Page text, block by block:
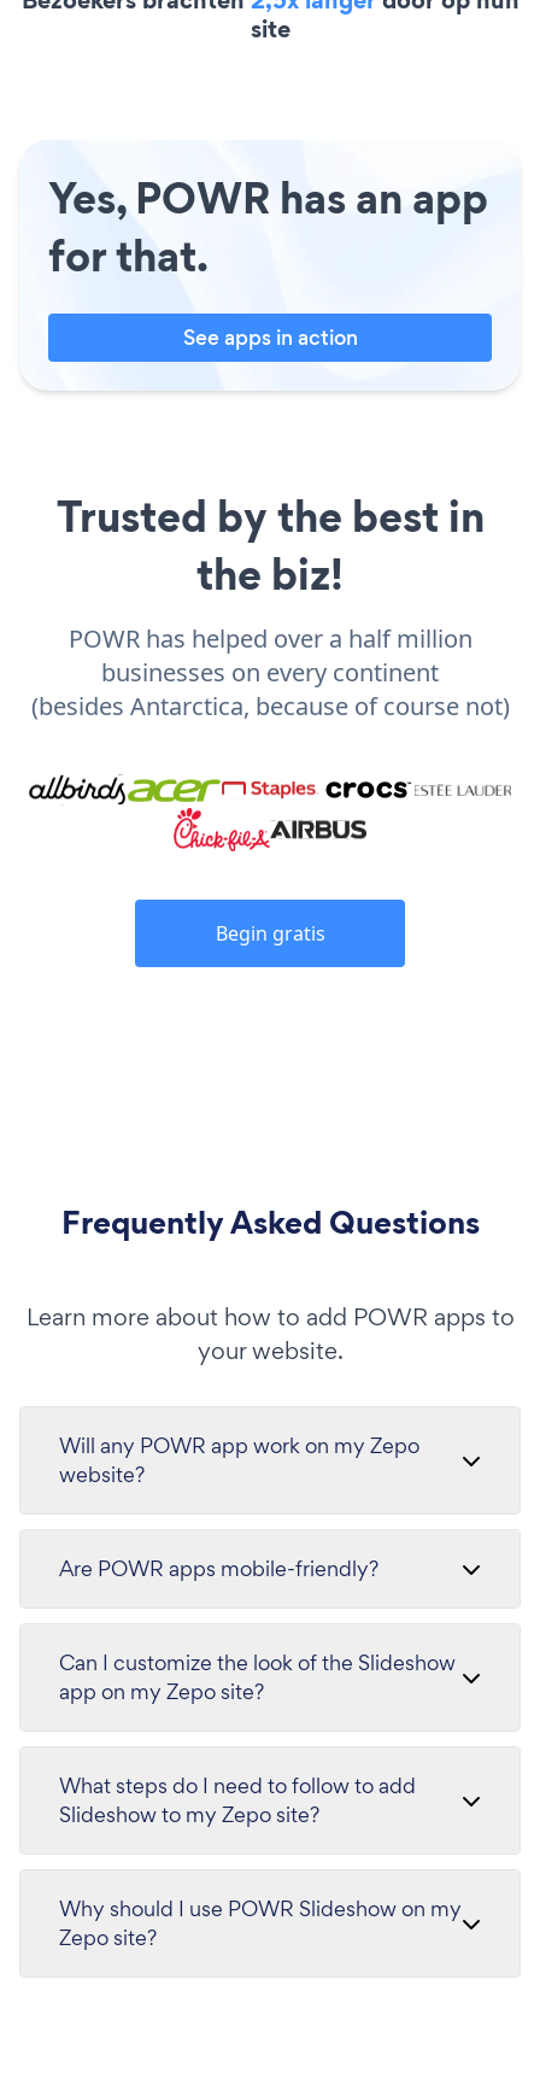
site
Yes, POWR has an app
for that.
See apps in action
Trusted by the best in
the biz!
POWR has helped over a half million
businesses on every continent
(besides Antarctica, because of course not)
Begin gratis
Frequently Asked Questions
Learn more about how to add POWR apps to
your website.
Will any POWR app work on my Zepo
website?
Are POWR apps mobile-friendly?
Can I customize the look of the Slideshow
app on my Zepo site?
What steps do I need to follow to add
Slideshow to my Zepo site?
Why should I use POWR Slideshow on my
Zepo site?